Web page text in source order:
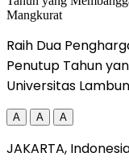
Raih Dua
Penutup Tahun
Universitas
A A A
JAKARTA,